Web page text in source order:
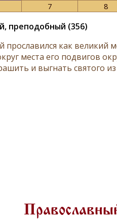
7 8
преподобный (356)
прославился как
места его подвигов
и выгнать святого из